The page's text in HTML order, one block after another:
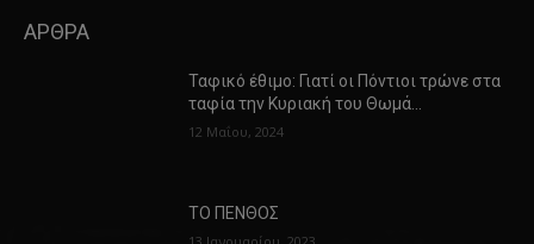
ΑΡΘΡΑ
Ταφικό έθιμο: Γιατί οι Πόντιοι τρώνε στα
ταφία την Κυριακή του Θωμά…
12 Μαΐου, 2024
ΤΟ ΠΕΝΘΟΣ